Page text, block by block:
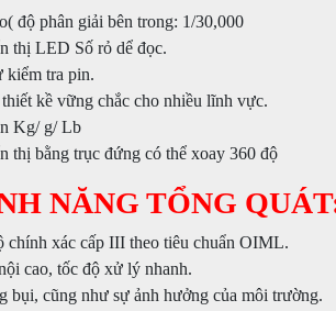
độ phân giải bên trong: 1/30,000
thị LED Số rỏ dể đọc.
kiểm tra pin.
kề vững chắc cho nhiều lĩnh vực.
Kg/ g/ Lb
thị bằng trục đứng có thể xoay 360 độ
NĂNG TỔNG
chính xác cấp III theo tiêu chuẩn OIML.
cao, tốc độ xử lý nhanh.
bụi, cũng như sự ảnh hưởng của môi trường.